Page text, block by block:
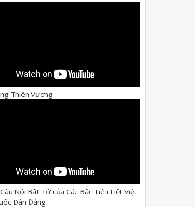
Thiên Vương
Nói Bất Tử của Các Bậc Tiên Liệt Việt
Dân Đảng